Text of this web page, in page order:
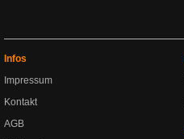
Infos
Impressum
Kontakt
AGB